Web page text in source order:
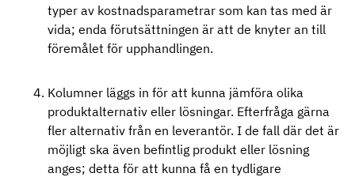
typer av kostnadsparametrar som kan tas med är
vida; enda förutsättningen är att de knyter an till
föremålet för upphandlingen.
Kolumner läggs in för att kunna jämföra olika
produktalternativ eller lösningar. Efterfråga gärna
fler alternativ från en leverantör. I de fall där det är
möjligt ska även befintlig produkt eller lösning
anges; detta för att kunna få en tydligare